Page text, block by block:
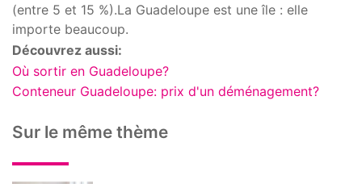
(entre 5 et 15 %).La Guadeloupe est une île : elle
importe beaucoup.
Découvrez aussi:
Où sortir en Guadeloupe?
Conteneur Guadeloupe: prix d'un déménagement?
Sur le même thème